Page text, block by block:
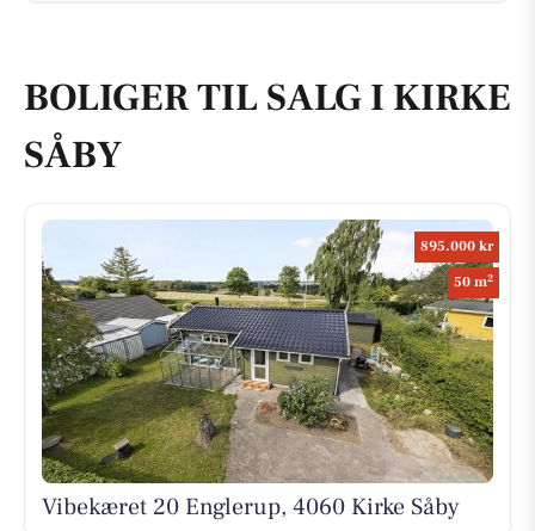
BOLIGER TIL SALG I KIRKE
SÅBY
895.000 kr
50 m2
Vibekæret 20 Englerup, 4060 Kirke Såby